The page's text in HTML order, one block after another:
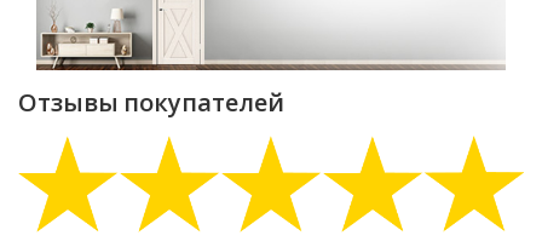
Отзывы покупателей